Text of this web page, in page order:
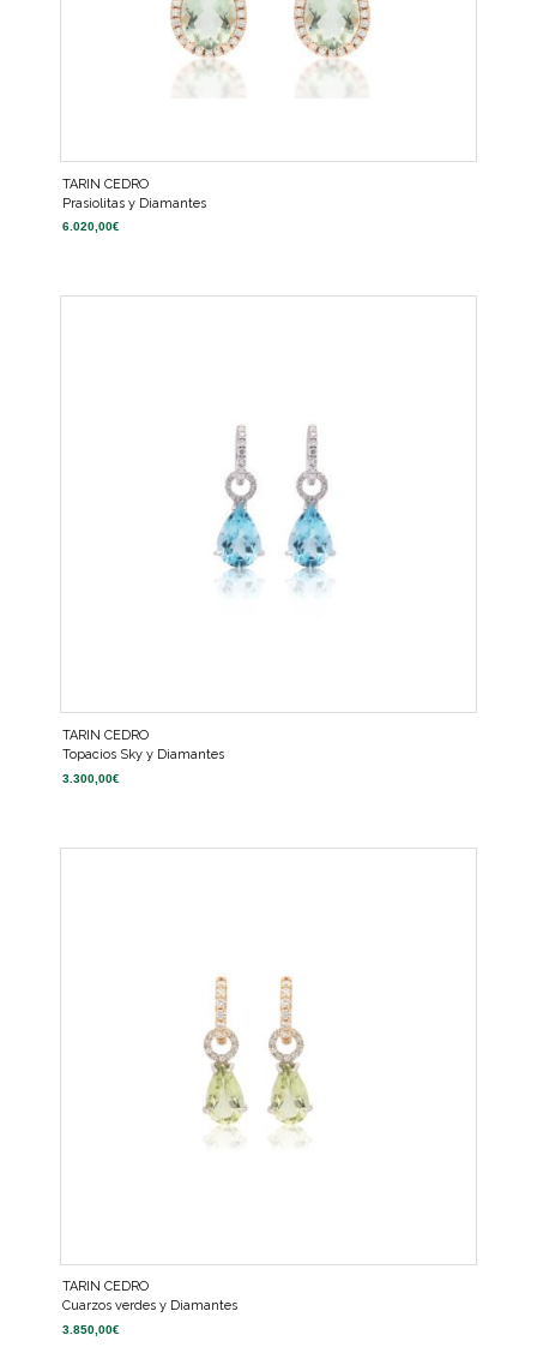
TARIN CEDRO
Prasiolitas y Diamantes
6.020,00€
TARIN CEDRO
Topacios Sky y Diamantes
3.300,00€
TARIN CEDRO
Cuarzos verdes y Diamantes
3.850,00€